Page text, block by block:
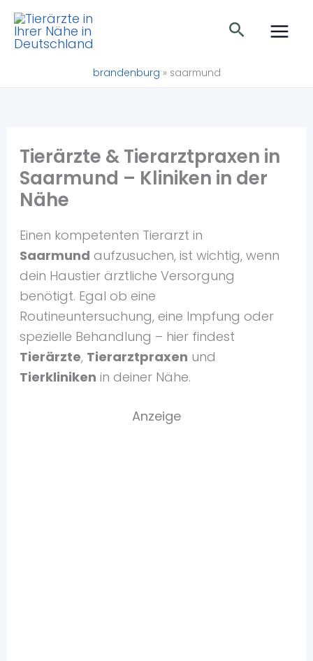
Zum
Inhalt
springen
Suchen
brandenburg » saarmund
Tierärzte & Tierarztpraxen in
Saarmund – Kliniken in der
Nähe
Einen kompetenten Tierarzt in
Saarmund aufzusuchen, ist wichtig, wenn
dein Haustier ärztliche Versorgung
benötigt. Egal ob eine
Routineuntersuchung, eine Impfung oder
spezielle Behandlung – hier findest
Tierärzte, Tierarztpraxen und
Tierkliniken in deiner Nähe.
Anzeige